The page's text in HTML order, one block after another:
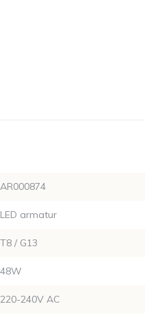
AR000874
LED armatur
T8 / G13
48W
220-240V AC